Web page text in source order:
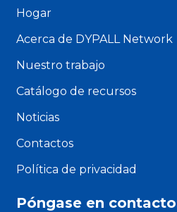
Hogar
Acerca de DYPALL Network
Nuestro trabajo
Catálogo de recursos
Noticias
Contactos
Política de privacidad
Póngase en